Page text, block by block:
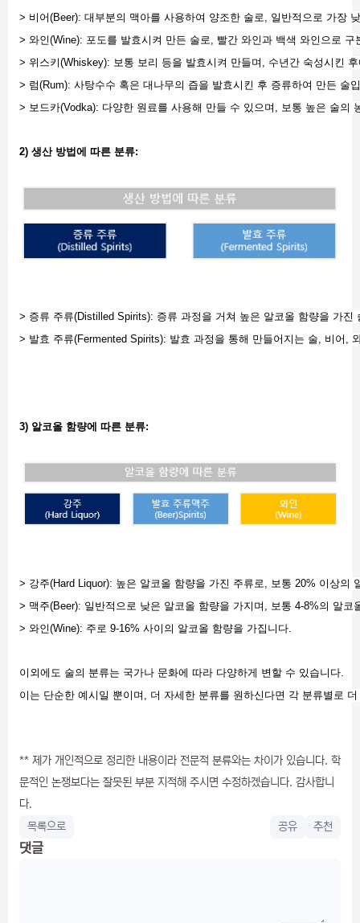
> 비어(Beer): 대부분의 맥아를 사용하여 양조한 술로, 일반적으로 가장
> 와인(Wine): 포도를 발효시켜 만든 술로, 빨간 와인과 백색 와인으로 구
> 위스키(Whiskey): 보통 보리 등을 발효시켜 만들며, 수년간 숙성시킨
> 럼(Rum): 사탕수수 혹은 대나무의 즙을 발효시킨 후 증류하여 만든 술
> 보드카(Vodka): 다양한 원료를 사용해 만들 수 있으며, 보통 높은 술의
2) 생산 방법에 따른 분류:
> 증류 주류(Distilled Spirits): 증류 과정을 거쳐 높은 알코올 함량을 가
> 발효 주류(Fermented Spirits): 발효 과정을 통해 만들어지는 술, 비어,
3) 알코올 함량에 따른 분류:
> 강주(Hard Liquor): 높은 알코올 함량을 가진 주류로, 보통 20% 이상
> 맥주(Beer): 일반적으로 낮은 알코올 함량을 가지며, 보통 4-8%의 알코
> 와인(Wine): 주로 9-16% 사이의 알코올 함량을 가집니다.
이외에도 술의 분류는 국가나 문화에 따라 다양하게 변할 수 있습니다.
이는 단순한 예시일 뿐이며, 더 자세한 분류를 원하신다면 각 분류별로
** 제가 개인적으로 정리한 내용이라 전문적 분류와는 차이가 있습니다. 학
문적인 논쟁보다는 잘못된 부분 지적해 주시면 수정하겠습니다. 감사합니
다.
목록으로
공유 추천
댓글